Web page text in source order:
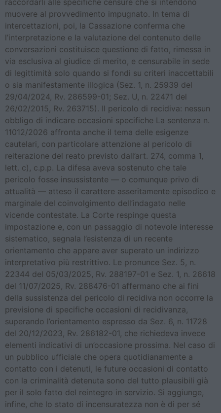
muovere al provvedimento impugnato. In tema di
intercettazioni, poi, la Cassazione conferma che
l’interpretazione e la valutazione del contenuto delle
conversazioni costituisce questione di fatto, rimessa in
via esclusiva al giudice di merito, e censurabile in sede
di legittimità solo quando si fondi su criteri inaccettabili
o sia manifestamente illogica (Sez. 1, n. 25939 del
29/04/2024, Rv. 286599-01; Sez. U, n. 22471 del
26/02/2015, Rv. 263715). Il pericolo di recidiva: nessun
obbligo di indicare occasioni specifiche La sentenza n.
11012/2026 affronta anche il tema delle esigenze
cautelari, con particolare attenzione al pericolo di
reiterazione del reato previsto dall’art. 274, comma 1,
lett. c), c.p.p. La difesa aveva sostenuto che tale
pericolo fosse insussistente — o comunque privo di
attualità — atteso il carattere asseritamente episodico e
marginale del coinvolgimento dell’indagato nelle
vicende contestate. La Corte respinge questa
impostazione e, con un passaggio di notevole interesse
sistematico, segnala l’esistenza di un recente
orientamento che appare aver superato un indirizzo
interpretativo più restrittivo. Le pronunce Sez. 5, n.
22344 del 05/03/2025, Rv. 288197-01 e Sez. 1, n. 26618
del 11/07/2025, Rv. 288476-01 affermano che ai fini
della sussistenza del pericolo di recidiva non occorre la
previsione di specifiche occasioni di recidivanza,
superando l’orientamento espresso da Sez. 6, n. 11728
del 20/12/2023, Rv. 286182-01, che richiedeva invece
elementi indicativi di un’occasione prossima. Nel caso di
un pubblico ufficiale che opera quotidianamente a
contatto con i detenuti, le future occasioni di contatto
con la criminalità detenuta sono del tutto plausibili già
per il solo fatto del reintegro in servizio. Si aggiunge,
infine, che lo stato di incensuratezza non è di per sé